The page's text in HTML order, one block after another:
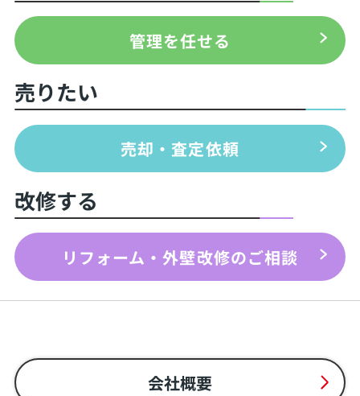
管理を任せる
売りたい
売却・査定依頼
改修する
リフォーム・外壁改修のご相談
会社概要